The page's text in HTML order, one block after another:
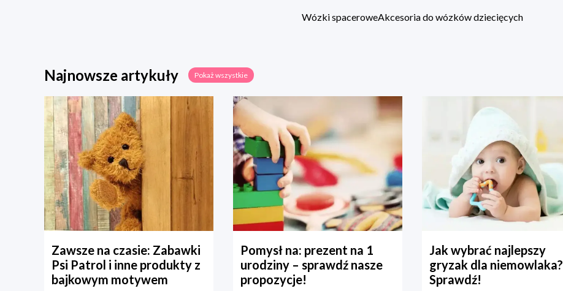
Wózki spaceroweAkcesoria do wózków dziecięcych
Najnowsze artykuły Pokaż wszystkie
Zawsze na czasie: Zabawki
Psi Patrol i inne produkty z
bajkowym motywem
Pomysł na: prezent na 1
urodziny – sprawdź nasze
propozycje!
Jak wybrać najlepszy
gryzak dla niemowlaka?
Sprawdź!